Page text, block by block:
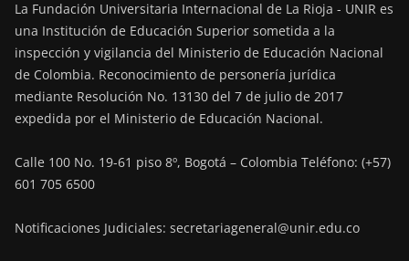
La Fundación Universitaria Internacional de La Rioja - UNIR es
una Institución de Educación Superior sometida a la
inspección y vigilancia del Ministerio de Educación Nacional
de Colombia. Reconocimiento de personería jurídica
mediante Resolución No. 13130 del 7 de julio de 2017
expedida por el Ministerio de Educación Nacional.
Calle 100 No. 19-61 piso 8º, Bogotá – Colombia Teléfono: (+57)
601 705 6500
Notificaciones Judiciales: secretariageneral@unir.edu.co